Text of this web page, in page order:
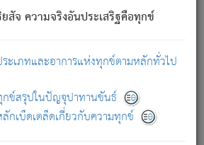
สัจ ความจริงอันประเสริฐคือทุกข์
ะเภทและอาการแห่งทุกข์ตามหลักทั่วไป
ข์สรุปในปัญจุปาทานขันธ์
กเบ็ดเตล็ดเกี่ยวกับความทุกข์
[2]: เรากล่าวว่า สมณะหรือพราหมณ์ทั้ง
ไปไม่ได้.
าศัยซึ่งอุปธิทั้งปวง.
งอุปาทานทั้งปวง ความเกิดขึ้นแห่ง
ะเห็นว่า) สัตว์ทั้งหลายอันอวิชาหนา
า สัตว์ผู้ยินดีในภพอันเป็นแล้วนั้น ย่อม